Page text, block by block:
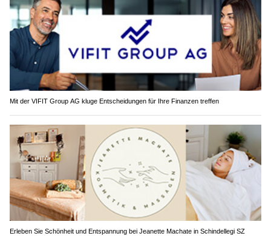
Mit der VIFIT Group AG kluge Entscheidungen für Ihre Finanzen treffen
Erleben Sie Schönheit und Entspannung bei Jeanette Machate in Schindellegi SZ